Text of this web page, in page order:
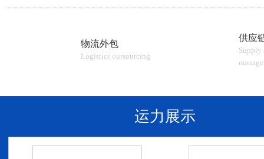
物流外包
Logistics outsourcing
供应
Supply
运力展示